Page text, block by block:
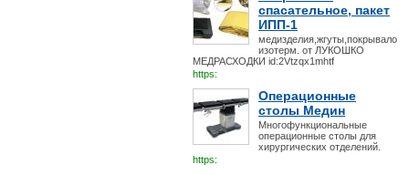
спасательное, пакет
ИПП-1
медизделия,жгуты,покрывало
изотерм. от ЛУКОШКО
МЕДРАСХОДКИ id:2Vtzqx1mhtf
https:
Операционные
столы Медин
Многофункциональные
операционные столы для
хирургических отделений.
https: